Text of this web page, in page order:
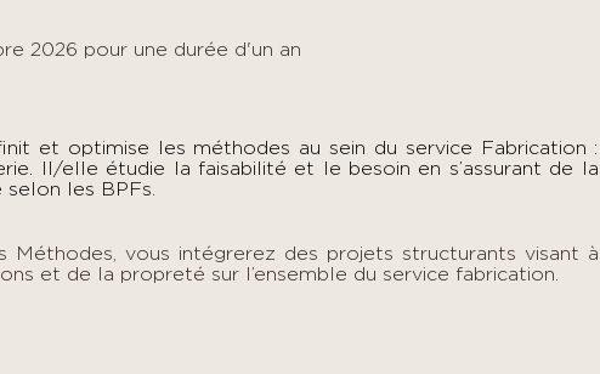
2026 pour une durée d'un an
et optimise les méthodes au sein du service Fabrication :
Il/elle étudie la faisabilité et le besoin en s’assurant de la
les BPFs.
Méthodes, vous intégrerez des projets structurants visant à
et de la propreté sur l’ensemble du service fabrication.